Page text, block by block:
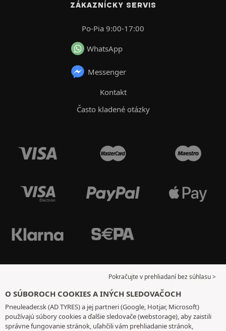
ZÁKAZNÍCKY SERVIS
Po-Pia 9:00-17:00
WhatsApp
Messenger
Kontakt
Často kladené otázky
Pokračujte v prehliadaní bez súhlasu >
O SÚBOROCH COOKIES A INÝCH SLEDOVAČOCH
Pneuleader.sk (AD TYRES) a jej partneri (Google, Hotjar, Microsoft)
používajú súbory cookies a ďalšie sledovače (webstorage), aby zaistili
správne fungovanie stránok, uľahčili vám prehliadanie stránok,